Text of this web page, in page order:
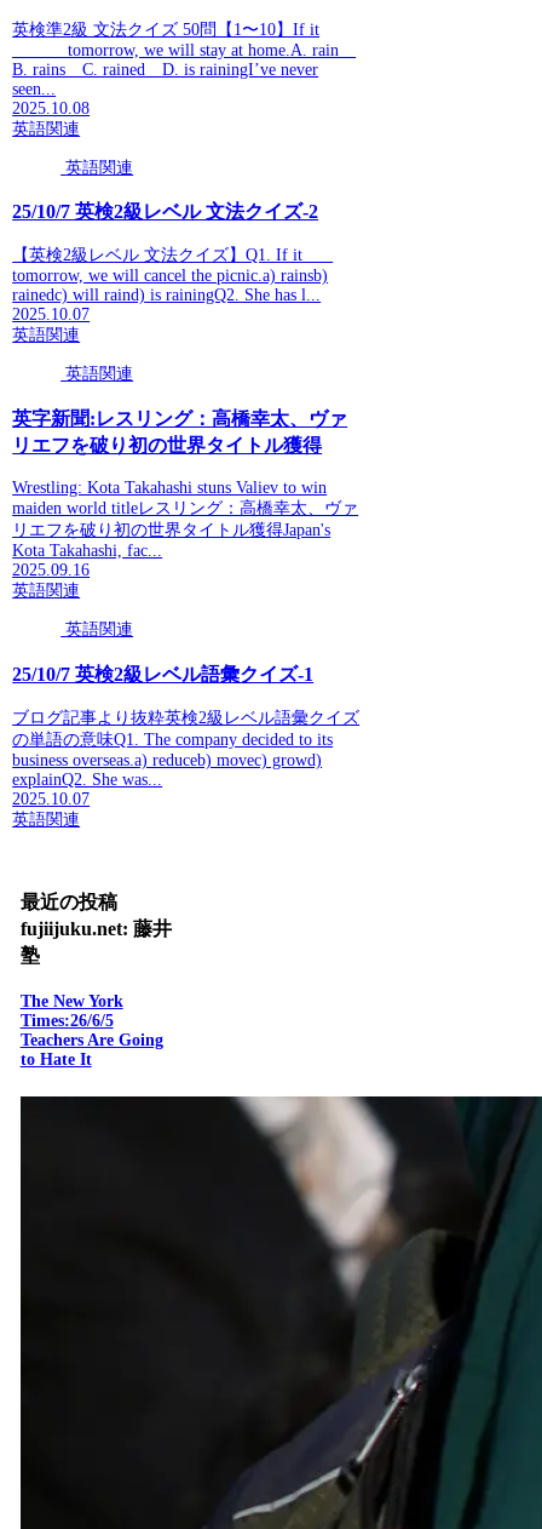
英検準2級 文法クイズ 50問【1〜10】If it
______ tomorrow, we will stay at home.A. rain
B. rains C. rained D. is rainingI’ve never
seen...
2025.10.08
英語関連
英語関連
25/10/7 英検2級レベル 文法クイズ-2
【英検2級レベル 文法クイズ】Q1. If it ___
tomorrow, we will cancel the picnic.a) rainsb)
rainedc) will raind) is rainingQ2. She has l...
2025.10.07
英語関連
英語関連
英字新聞:レスリング：高橋幸太、ヴァ
リエフを破り初の世界タイトル獲得
Wrestling: Kota Takahashi stuns Valiev to win
maiden world titleレスリング：高橋幸太、ヴァ
リエフを破り初の世界タイトル獲得Japan's
Kota Takahashi, fac...
2025.09.16
英語関連
英語関連
25/10/7 英検2級レベル語彙クイズ-1
ブログ記事より抜粋英検2級レベル語彙クイズ
の単語の意味Q1. The company decided to its
business overseas.a) reduceb) movec) growd)
explainQ2. She was...
2025.10.07
英語関連
最近の投稿
fujiijuku.net: 藤井
塾
The New York
Times:26/6/5
Teachers Are Going
to Hate It